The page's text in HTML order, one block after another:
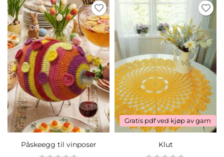
Påskeegg til vinposer
Gratis pdf ved kjøp av garn
Klut